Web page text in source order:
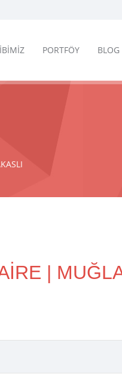
PORTFÖY BLOG
|